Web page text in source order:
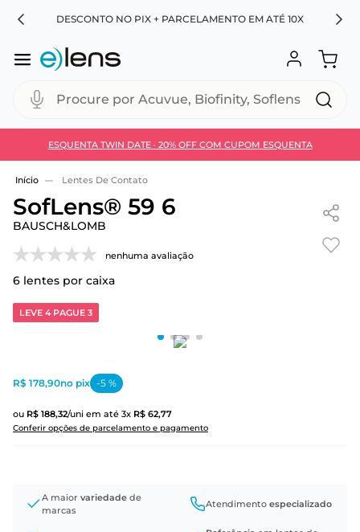
DESCONTO NO PIX + PARCELAMENTO EM ATÉ 10X
Procure por Acuvue, Biofinity, Soflens...
ESQUENTA TWIN DATE · 20% OFF COM CUPOM ESQUENTA
Use 30HOJE e ganhe 30% OFF + economia extra no
Lentes De Contato
SofLens® 59 6
BAUSCH&LOMB
nenhuma avaliação
6 lentes por caixa
LEVE 4 PAGUE 3
ou R$ 188,32/uni em até 3x R$ 62,77
Conferir opções de parcelamento e pagamento
R$ 178,90no pix -5 %
A maior variedade de
marcas
Atendimento especializado